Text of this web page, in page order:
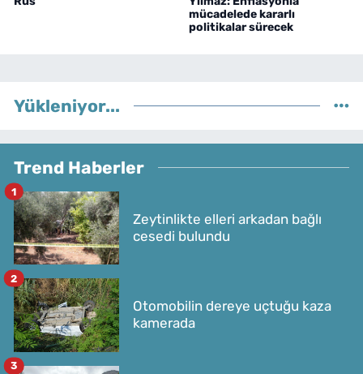
mücadelede kararlı
politikalar sürecek
Yükleniyor...
Trend Haberler
Zeytinlikte elleri arkadan bağlı
cesedi bulundu
1
Otomobilin dereye uçtuğu kaza
kamerada
2
3